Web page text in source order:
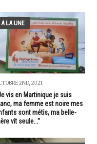
A LA UNE
2ND, 2021
vis en Martinique je suis
ma femme est noire mes
sont métis, ma belle-
vit seule..."